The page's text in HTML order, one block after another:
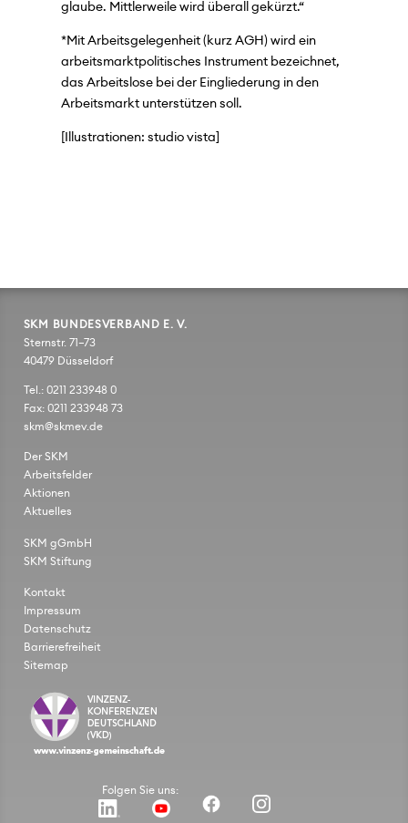
glaube. Mittlerweile wird überall gekürzt.“
*Mit Arbeitsgelegenheit (kurz AGH) wird ein
arbeitsmarktpolitisches Instrument bezeichnet,
das Arbeitslose bei der Eingliederung in den
Arbeitsmarkt unterstützen soll.
[Illustrationen: studio vista]
SKM BUNDESVERBAND E. V.
Sternstr. 71–73
40479 Düsseldorf
Tel.: 0211 233948 0
Fax: 0211 233948 73
skm@skmev.de
Der SKM
Arbeitsfelder
Aktionen
Aktuelles
SKM gGmbH
SKM Stiftung
Kontakt
Impressum
Datenschutz
Barrierefreiheit
Sitemap
Folgen Sie uns: